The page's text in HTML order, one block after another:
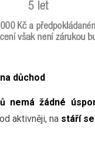
důchod
nemá žádné
aktivněji, na stáří